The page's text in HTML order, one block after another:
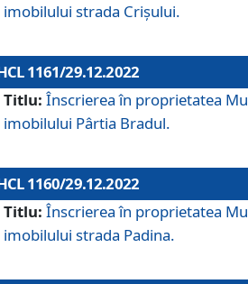
imobilului strada Crișului.
1161/29.12.2022
Titlu: Înscrierea în proprietatea
imobilului Pârtia Bradul.
1160/29.12.2022
Titlu: Înscrierea în proprietatea
imobilului strada Padina.